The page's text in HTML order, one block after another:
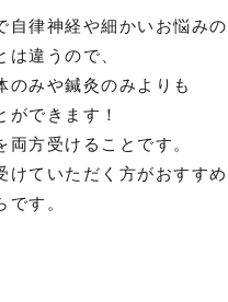
律神経や細かいお悩み
違うので、
のみや鍼灸のみよりも
できます！
方受けることです。
ていただく方がおすすめ
す。